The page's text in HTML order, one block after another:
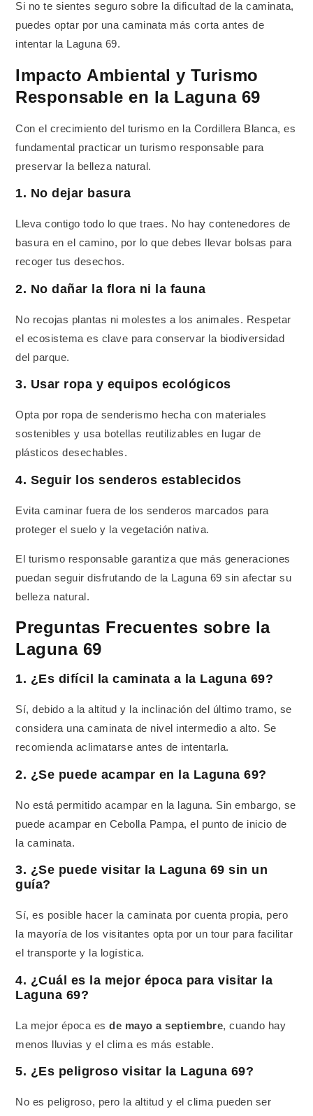
Si no te sientes seguro sobre la dificultad de la caminata,
puedes optar por una caminata más corta antes de
intentar la Laguna 69.
Impacto Ambiental y Turismo
Responsable en la Laguna 69
Con el crecimiento del turismo en la Cordillera Blanca, es
fundamental practicar un turismo responsable para
preservar la belleza natural.
1. No dejar basura
Lleva contigo todo lo que traes. No hay contenedores de
basura en el camino, por lo que debes llevar bolsas para
recoger tus desechos.
2. No dañar la flora ni la fauna
No recojas plantas ni molestes a los animales. Respetar
el ecosistema es clave para conservar la biodiversidad
del parque.
3. Usar ropa y equipos ecológicos
Opta por ropa de senderismo hecha con materiales
sostenibles y usa botellas reutilizables en lugar de
plásticos desechables.
4. Seguir los senderos establecidos
Evita caminar fuera de los senderos marcados para
proteger el suelo y la vegetación nativa.
El turismo responsable garantiza que más generaciones
puedan seguir disfrutando de la Laguna 69 sin afectar su
belleza natural.
Preguntas Frecuentes sobre la
Laguna 69
1. ¿Es difícil la caminata a la Laguna 69?
Sí, debido a la altitud y la inclinación del último tramo, se
considera una caminata de nivel intermedio a alto. Se
recomienda aclimatarse antes de intentarla.
2. ¿Se puede acampar en la Laguna 69?
No está permitido acampar en la laguna. Sin embargo, se
puede acampar en Cebolla Pampa, el punto de inicio de
la caminata.
3. ¿Se puede visitar la Laguna 69 sin un
guía?
Sí, es posible hacer la caminata por cuenta propia, pero
la mayoría de los visitantes opta por un tour para facilitar
el transporte y la logística.
4. ¿Cuál es la mejor época para visitar la
Laguna 69?
La mejor época esde mayo a septiembre, cuando hay
menos lluvias y el clima es más estable.
5. ¿Es peligroso visitar la Laguna 69?
No es peligroso, pero la altitud y el clima pueden ser